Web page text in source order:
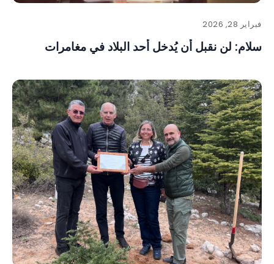
فبراير 28, 2026
سلام: لن نقبل أن يُدخل أحد البلاد في مغامرات